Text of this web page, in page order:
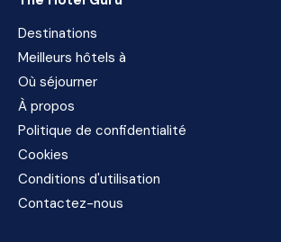
Destinations
Meilleurs hôtels à
Où séjourner
À propos
Politique de confidentialité
Cookies
Conditions d'utilisation
Contactez-nous